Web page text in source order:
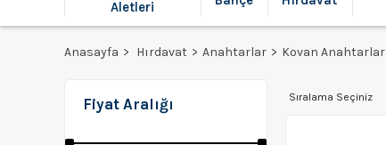
Aletleri
Anasayfa Hırdavat Anahtarlar Kovan Anahtarlar
Fiyat Aralığı